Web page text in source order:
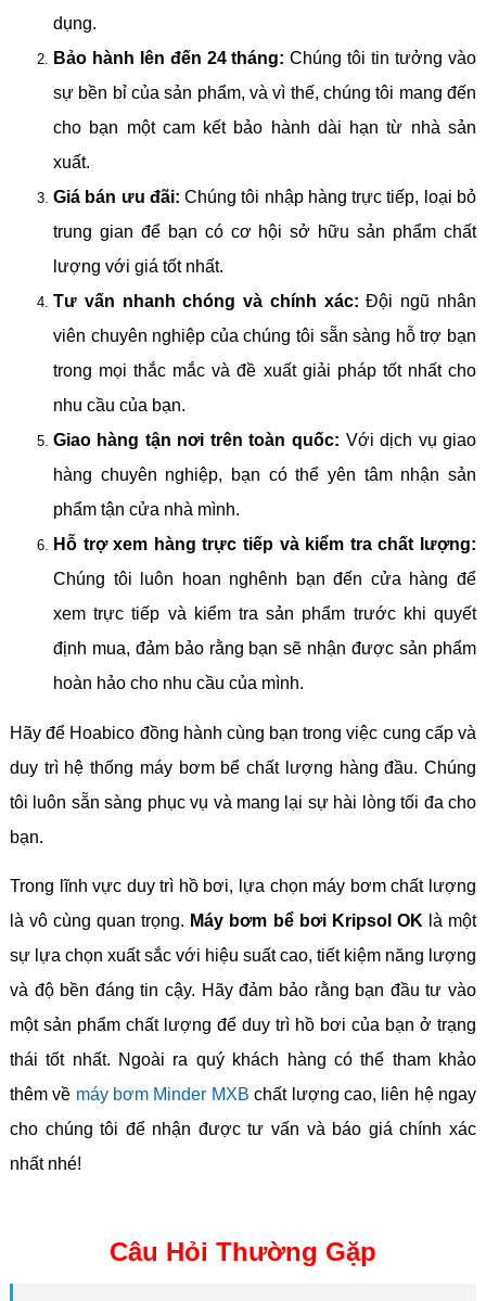
dụng.
Bảo hành lên đến 24 tháng: Chúng tôi tin tưởng vào
sự bền bỉ của sản phẩm, và vì thế, chúng tôi mang đến
cho bạn một cam kết bảo hành dài hạn từ nhà sản
xuất.
Giá bán ưu đãi: Chúng tôi nhập hàng trực tiếp, loại bỏ
trung gian để bạn có cơ hội sở hữu sản phẩm chất
lượng với giá tốt nhất.
Tư vấn nhanh chóng và chính xác: Đội ngũ nhân
viên chuyên nghiệp của chúng tôi sẵn sàng hỗ trợ bạn
trong mọi thắc mắc và đề xuất giải pháp tốt nhất cho
nhu cầu của bạn.
Giao hàng tận nơi trên toàn quốc: Với dịch vụ giao
hàng chuyên nghiệp, bạn có thể yên tâm nhận sản
phẩm tận cửa nhà mình.
Hỗ trợ xem hàng trực tiếp và kiểm tra chất lượng:
Chúng tôi luôn hoan nghênh bạn đến cửa hàng để
xem trực tiếp và kiểm tra sản phẩm trước khi quyết
định mua, đảm bảo rằng bạn sẽ nhận được sản phẩm
hoàn hảo cho nhu cầu của mình.
Hãy để Hoabico đồng hành cùng bạn trong việc cung cấp và
duy trì hệ thống máy bơm bể chất lượng hàng đầu. Chúng
tôi luôn sẵn sàng phục vụ và mang lại sự hài lòng tối đa cho
bạn.
Trong lĩnh vực duy trì hồ bơi, lựa chọn máy bơm chất lượng
là vô cùng quan trọng. Máy bơm bể bơi Kripsol OK là một
sự lựa chọn xuất sắc với hiệu suất cao, tiết kiệm năng lượng
và độ bền đáng tin cậy. Hãy đảm bảo rằng bạn đầu tư vào
một sản phẩm chất lượng để duy trì hồ bơi của bạn ở trạng
thái tốt nhất. Ngoài ra quý khách hàng có thể tham khảo
thêm về máy bơm Minder MXB chất lượng cao, liên hệ ngay
cho chúng tôi để nhận được tư vấn và báo giá chính xác
nhất nhé!
Câu Hỏi Thường Gặp